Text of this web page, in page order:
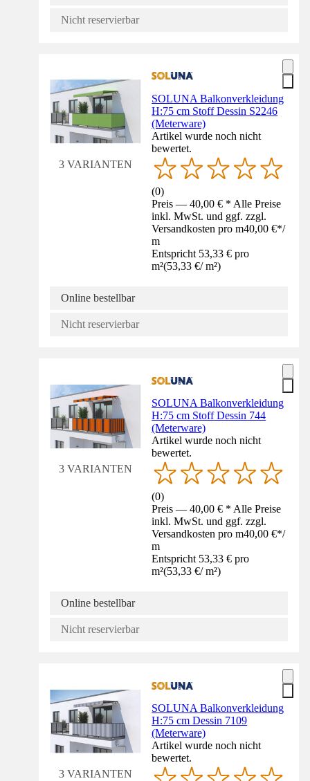
Nicht reservierbar
3 VARIANTEN
SOLUNA Balkonverkleidung
H:75 cm Stoff Dessin S2246
(Meterware)
Artikel wurde noch nicht
bewertet.
(0)
Preis — 40,00 € * Alle Preise
inkl. MwSt. und ggf. zzgl.
Versandkosten pro m40,00 €*/
m
Entspricht 53,33 € pro
m²(53,33 €/ m²)
Online bestellbar
Nicht reservierbar
3 VARIANTEN
SOLUNA Balkonverkleidung
H:75 cm Stoff Dessin 744
(Meterware)
Artikel wurde noch nicht
bewertet.
(0)
Preis — 40,00 € * Alle Preise
inkl. MwSt. und ggf. zzgl.
Versandkosten pro m40,00 €*/
m
Entspricht 53,33 € pro
m²(53,33 €/ m²)
Online bestellbar
Nicht reservierbar
3 VARIANTEN
SOLUNA Balkonverkleidung
H:75 cm Dessin 7109
(Meterware)
Artikel wurde noch nicht
bewertet.